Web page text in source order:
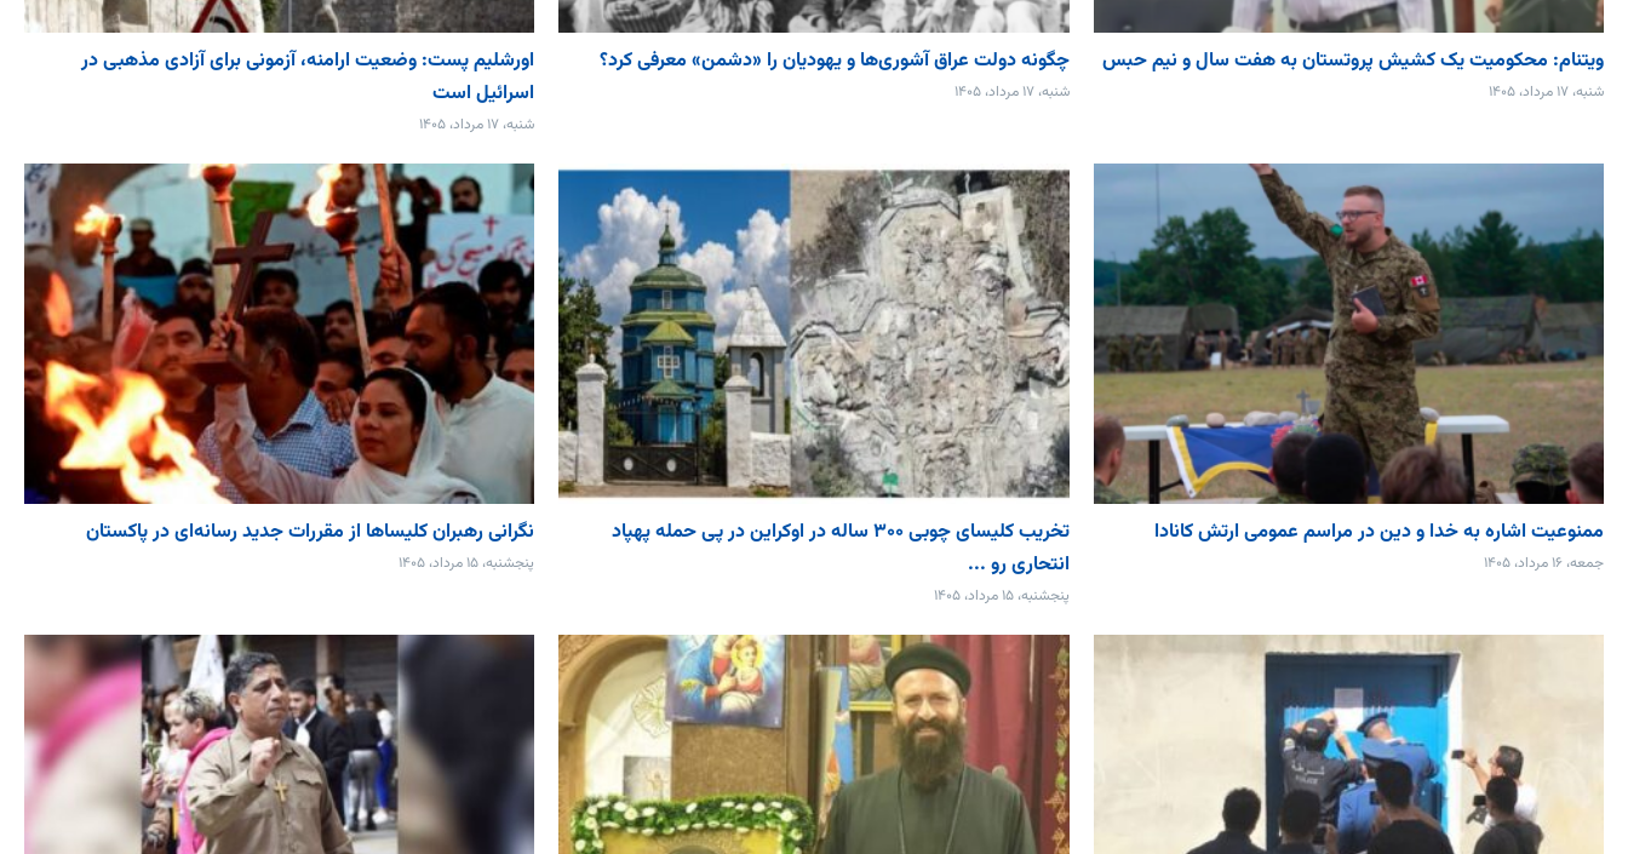
ویتنام: محکومیت یک کشیش پروتستان به هفت سال و نیم حبس
شنبه، ۱۷ مرداد، ۱۴۰۵
چگونه دولت عراق آشوری‌ها و یهودیان را «دشمن» معرفی کرد؟
شنبه، ۱۷ مرداد، ۱۴۰۵
اورشلیم پست: وضعیت ارامنه، آزمونی برای آزادی مذهبی در
اسرائیل است
شنبه، ۱۷ مرداد، ۱۴۰۵
ممنوعیت اشاره به خدا و دین در مراسم عمومی ارتش کانادا
جمعه، ۱۶ مرداد، ۱۴۰۵
تخریب کلیسای چوبی ۳۰۰ ساله در اوکراین در پی حمله پهپاد
انتحاری رو ...
پنجشنبه، ۱۵ مرداد، ۱۴۰۵
نگرانی رهبران کلیساها از مقررات جدید رسانه‌ای در پاکستان
پنجشنبه، ۱۵ مرداد، ۱۴۰۵